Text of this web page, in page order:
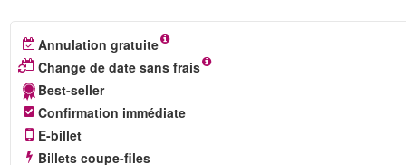
Annulation gratuite
Change de date sans frais
Best-seller
Confirmation immédiate
E-billet
Billets coupe-files